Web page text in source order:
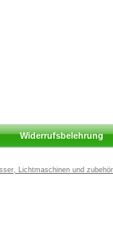
Widerrufsbelehrung
Lichtmaschinen und zubehör